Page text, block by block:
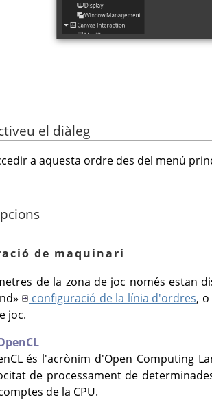
el diàleg
a aquesta ordre des del menú
de maquinari
de la zona de joc només estan
» configuració de la línia d'ordres,
joc.
és l'acrònim d'Open Computing
de processament de
de la CPU.